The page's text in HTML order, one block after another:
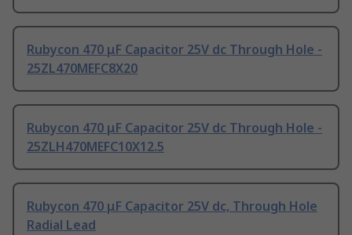
Rubycon 470 μF Capacitor 25V dc Through Hole -
25ZL470MEFC8X20
Rubycon 470 μF Capacitor 25V dc Through Hole -
25ZLH470MEFC10X12.5
Rubycon 470 μF Capacitor 25V dc, Through Hole
Radial Lead